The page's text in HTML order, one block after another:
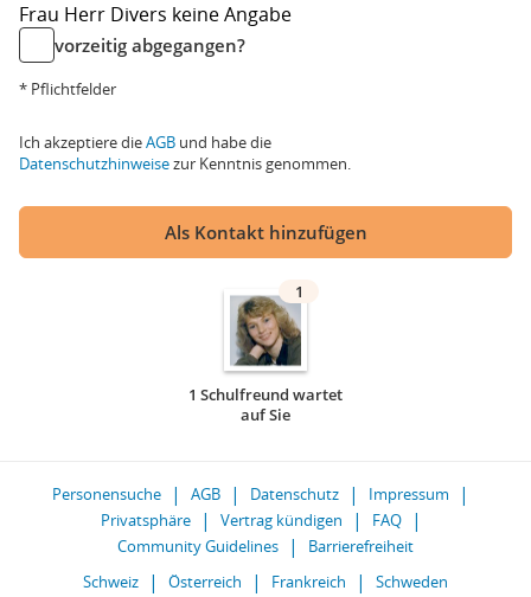
Frau Herr Divers keine Angabe
vorzeitig abgegangen?
* Pflichtfelder
Ich akzeptiere dieAGB und habe die
Datenschutzhinweisezur Kenntnis genommen.
Als Kontakt hinzufügen
1
1 Schulfreund wartet
auf Sie
Personensuche AGB Datenschutz
Impressum
Privatsphäre
Vertrag kündigen
FAQ
Community Guidelines
Barrierefreiheit
Schweiz
Österreich Frankreich Schweden